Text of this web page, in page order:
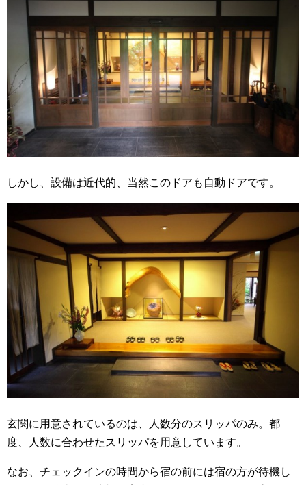
しかし、設備は近代的、当然このドアも自動ドアです。
玄関に用意されているのは、人数分のスリッパのみ。都
度、人数に合わせたスリッパを用意しています。
なお、チェックインの時間から宿の前には宿の方が待機し